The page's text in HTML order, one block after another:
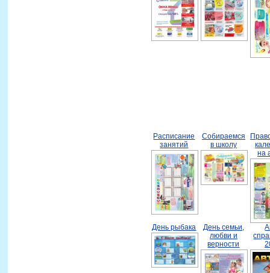
Расписание
занятий
Собираемся
в школу
на
День рыбака
День семьи,
любви и
верности